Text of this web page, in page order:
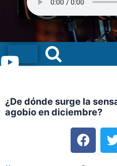
Menu
¿De dónde surge la
agobio en diciembre?
F
a
c
i